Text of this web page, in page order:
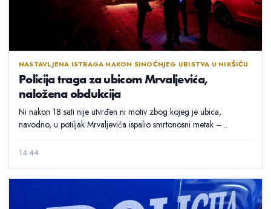
NASTAVLJENA ISTRAGA NAKON SINOĆNJEG UBISTVA U NIKŠIĆU
Policija traga za ubicom Mrvaljevića,
naložena obdukcija
Ni nakon 18 sati nije utvrđen ni motiv zbog kojeg je ubica,
navodno, u potiljak Mrvaljevića ispalio smrtonosni metak –...
14:44